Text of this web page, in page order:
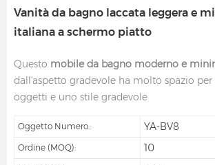
Vanità da bagno laccata leggera e
italiana a schermo piatto
Questo mobile da bagno moderno e
dall'aspetto gradevole ha molto spazio
oggetti e uno stile gradevole
Oggetto Numero.: YA-BV8
Ordine (MOQ): 10